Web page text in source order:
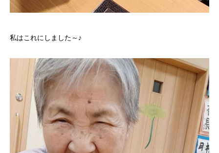
私はこれにしました～♪